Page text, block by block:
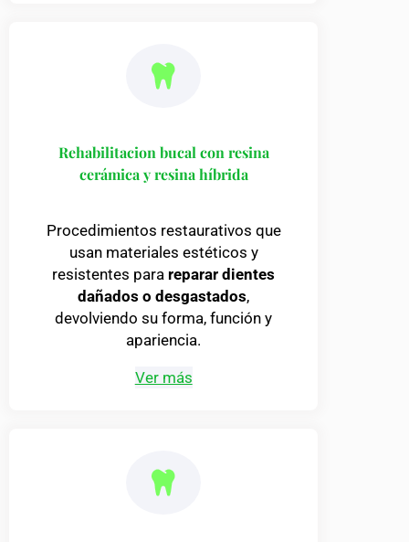
Rehabilitacion bucal con resina
cerámica y resina híbrida
Procedimientos restaurativos que
usan materiales estéticos y
resistentes para reparar dientes
dañados o desgastados,
devolviendo su forma, función y
apariencia.
Ver más